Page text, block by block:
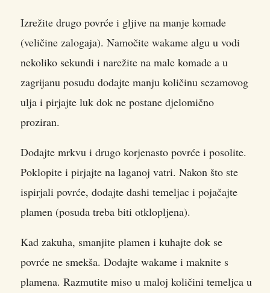
Izrežite drugo povrće i gljive na manje komade
(veličine zalogaja). Namočite wakame algu u vodi
nekoliko sekundi i narežite na male komade a u
zagrijanu posudu dodajte manju količinu sezamovog
ulja i pirjajte luk dok ne postane djelomično
proziran.
Dodajte mrkvu i drugo korjenasto povrće i posolite.
Poklopite i pirjajte na laganoj vatri. Nakon što ste
ispirjali povrće, dodajte dashi temeljac i pojačajte
plamen (posuda treba biti otklopljena).
Kad zakuha, smanjite plamen i kuhajte dok se
povrće ne smekša. Dodajte wakame i maknite s
plamena. Razmutite miso u maloj količini temeljca u